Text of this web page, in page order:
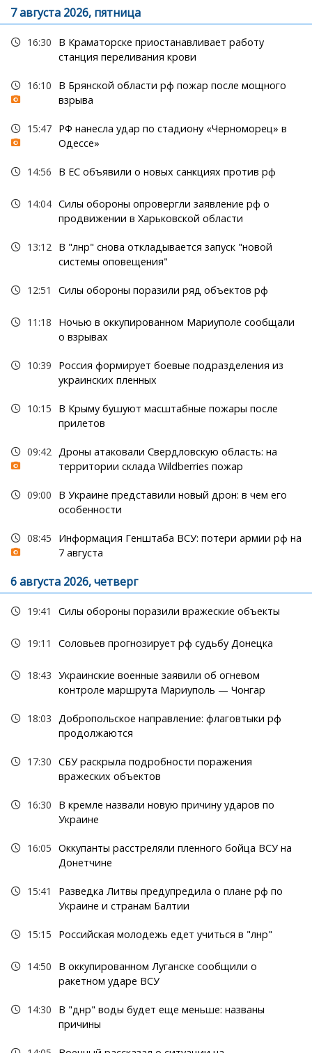
7 августа 2026, пятница
16:30
В Краматорске приостанавливает работу
станция переливания крови
16:10
В Брянской области рф пожар после мощного
взрыва
15:47 РФ нанесла удар по стадиону «Черноморец» в
Одессе»
14:56 В ЕС объявили о новых санкциях против рф
14:04 Силы обороны опровергли заявление рф о
продвижении в Харьковской области
13:12 В "лнр" снова откладывается запуск "новой
системы оповещения"
12:51 Силы обороны поразили ряд объектов рф
11:18
Ночью в оккупированном Мариуполе сообщали
о взрывах
10:39
Россия формирует боевые подразделения из
украинских пленных
10:15
В Крыму бушуют масштабные пожары после
прилетов
09:42 Дроны атаковали Свердловскую область: на
территории склада Wildberries пожар
09:00
В Украине представили новый дрон: в чем его
особенности
08:45
Информация Генштаба ВСУ: потери армии рф на
7 августа
6 августа 2026, четверг
19:41 Силы обороны поразили вражеские объекты
19:11 Соловьев прогнозирует рф судьбу Донецка
18:43 Украинские военные заявили об огневом
контроле маршрута Мариуполь — Чонгар
18:03 Добропольское направление: флаговтыки рф
продолжаются
17:30 СБУ раскрыла подробности поражения
вражеских объектов
16:30
В кремле назвали новую причину ударов по
Украине
16:05 Оккупанты расстреляли пленного бойца ВСУ на
Донетчине
15:41
Разведка Литвы предупредила о плане рф по
Украине и странам Балтии
15:15 Российская молодежь едет учиться в "лнр"
14:50
В оккупированном Луганске сообщили о
ракетном ударе ВСУ
14:30
В "днр" воды будет еще меньше: названы
причины